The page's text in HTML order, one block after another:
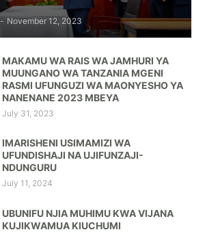
- November 12, 2023
MAKAMU WA RAIS WA JAMHURI YA
MUUNGANO WA TANZANIA MGENI
RASMI UFUNGUZI WA MAONYESHO YA
NANENANE 2023 MBEYA
July 31, 2023
IMARISHENI USIMAMIZI WA
UFUNDISHAJI NA UJIFUNZAJI-
NDUNGURU
July 11, 2024
UBUNIFU NJIA MUHIMU KWA VIJANA
KUJIKWAMUA KIUCHUMI